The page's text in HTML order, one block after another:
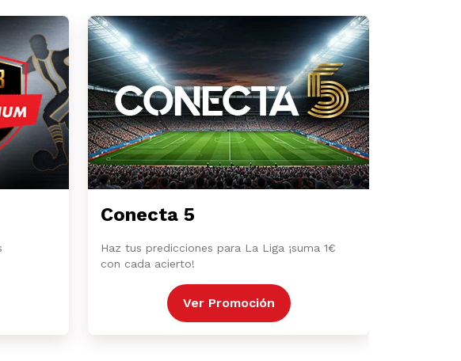
Conecta 5
Haz tus predicciones para La Liga ¡suma 1€
con cada acierto!
Ver Promoción